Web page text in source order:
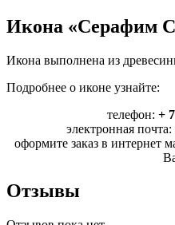
Икона «Серафим
Икона выполнена из
Подробнее о иконе узнайте:
телефон: +
электронная почта:
оформите заказ в интернет
Отзывы